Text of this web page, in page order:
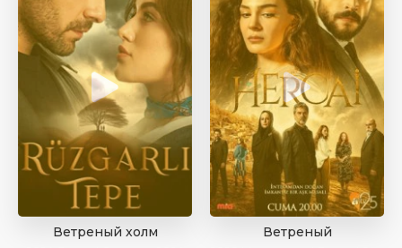
Ветреный холм Ветреный